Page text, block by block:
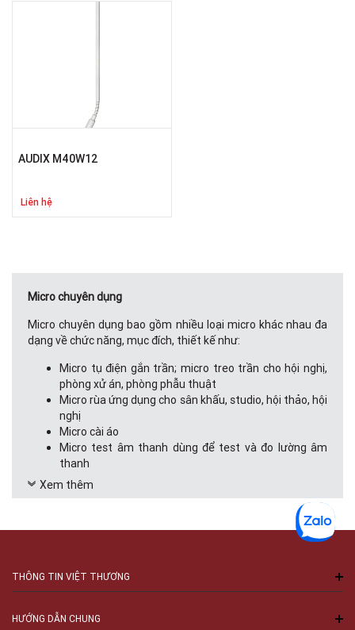
AUDIX M40W12
Liên hệ
Micro chuyên dụng
Micro chuyên dụng bao gồm nhiều loại micro khác nhau đa
dạng về chức năng, mục đích, thiết kế như:
Micro tụ điện gắn trần; micro treo trần cho hội nghị,
phòng xử án, phòng phẫu thuật
Micro rùa ứng dụng cho sân khấu, studio, hội thảo, hội
nghị
Micro cài áo
Micro test âm thanh dùng để test và đo lường âm
thanh
Micro treo sử dụng trong thu âm tập thể, hợp xướng
sân khấu, phòng thu; micro đo khoảng cách
Micro Condenser phù hợp cho các ứng dụng phim,
radio, truyền hình.
Audixxuất hiện từ năm 1984 với sứ mệnh không thay đổi:
Thiết kế, kỹ sư và sản xuất các sản phẩm sáng tạo, hiệu
suất cao góp phần vào sự tiến bộ của ngành công nghiệp
Xem thêm
THÔNG TIN VIỆT THƯƠNG
HƯỚNG DẪN CHUNG